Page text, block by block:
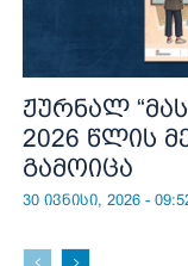
ჟურნალ
2026 წლის
გამოიცა
30 ივნისი, 2026 -